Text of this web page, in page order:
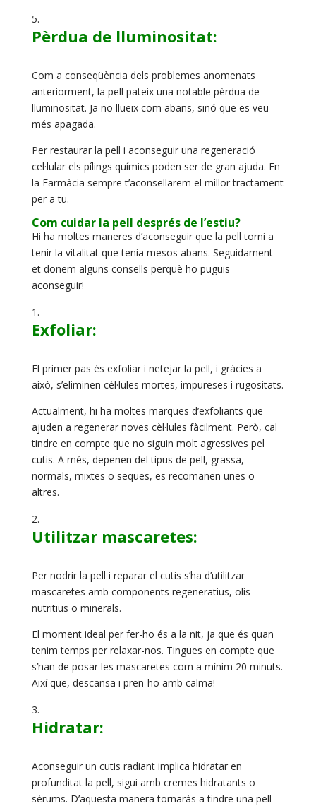
Pèrdua de lluminositat:
Com a conseqüència dels problemes anomenats
anteriorment, la pell pateix una notable pèrdua de
lluminositat. Ja no llueix com abans, sinó que es veu
més apagada.
Per restaurar la pell i aconseguir una regeneració
cel·lular els pílings químics poden ser de gran ajuda. En
la Farmàcia sempre t’aconsellarem el millor tractament
per a tu.
Com cuidar la pell després de l’estiu?
Hi ha moltes maneres d’aconseguir que la pell torni a
tenir la vitalitat que tenia mesos abans. Seguidament
et donem alguns consells perquè ho puguis
aconseguir!
Exfoliar:
El primer pas és exfoliar i netejar la pell, i gràcies a
això, s’eliminen cèl·lules mortes, impureses i rugositats.
Actualment, hi ha moltes marques d’exfoliants que
ajuden a regenerar noves cèl·lules fàcilment. Però, cal
tindre en compte que no siguin molt agressives pel
cutis. A més, depenen del tipus de pell, grassa,
normals, mixtes o seques, es recomanen unes o
altres.
Utilitzar mascaretes:
Per nodrir la pell i reparar el cutis s’ha d’utilitzar
mascaretes amb components regeneratius, olis
nutritius o minerals.
El moment ideal per fer-ho és a la nit, ja que és quan
tenim temps per relaxar-nos. Tingues en compte que
s’han de posar les mascaretes com a mínim 20 minuts.
Així que, descansa i pren-ho amb calma!
Hidratar:
Aconseguir un cutis radiant implica hidratar en
profunditat la pell, sigui amb cremes hidratants o
sèrums. D’aquesta manera tornaràs a tindre una pell